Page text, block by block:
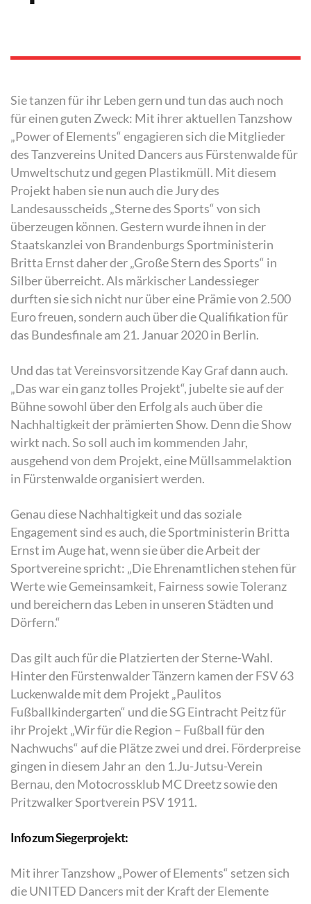
Sie tanzen für ihr Leben gern und tun das auch noch
für einen guten Zweck: Mit ihrer aktuellen Tanzshow
„Power of Elements“ engagieren sich die Mitglieder
des Tanzvereins United Dancers aus Fürstenwalde für
Umweltschutz und gegen Plastikmüll. Mit diesem
Projekt haben sie nun auch die Jury des
Landesausscheids „Sterne des Sports“ von sich
überzeugen können. Gestern wurde ihnen in der
Staatskanzlei von Brandenburgs Sportministerin
Britta Ernst daher der „Große Stern des Sports“ in
Silber überreicht. Als märkischer Landessieger
durften sie sich nicht nur über eine Prämie von 2.500
Euro freuen, sondern auch über die Qualifikation für
das Bundesfinale am 21. Januar 2020 in Berlin.
Und das tat Vereinsvorsitzende Kay Graf dann auch.
„Das war ein ganz tolles Projekt“, jubelte sie auf der
Bühne sowohl über den Erfolg als auch über die
Nachhaltigkeit der prämierten Show. Denn die Show
wirkt nach. So soll auch im kommenden Jahr,
ausgehend von dem Projekt, eine Müllsammelaktion
in Fürstenwalde organisiert werden.
Genau diese Nachhaltigkeit und das soziale
Engagement sind es auch, die Sportministerin Britta
Ernst im Auge hat, wenn sie über die Arbeit der
Sportvereine spricht: „Die Ehrenamtlichen stehen für
Werte wie Gemeinsamkeit, Fairness sowie Toleranz
und bereichern das Leben in unseren Städten und
Dörfern.“
Das gilt auch für die Platzierten der Sterne-Wahl.
Hinter den Fürstenwalder Tänzern kamen der FSV 63
Luckenwalde mit dem Projekt „Paulitos
Fußballkindergarten“ und die SG Eintracht Peitz für
ihr Projekt „Wir für die Region – Fußball für den
Nachwuchs“ auf die Plätze zwei und drei. Förderpreise
gingen in diesem Jahr an den 1.Ju-Jutsu-Verein
Bernau, den Motocrossklub MC Dreetz sowie den
Pritzwalker Sportverein PSV 1911.
Info zum Siegerprojekt:
Mit ihrer Tanzshow „Power of Elements“ setzen sich
die UNITED Dancers mit der Kraft der Elemente